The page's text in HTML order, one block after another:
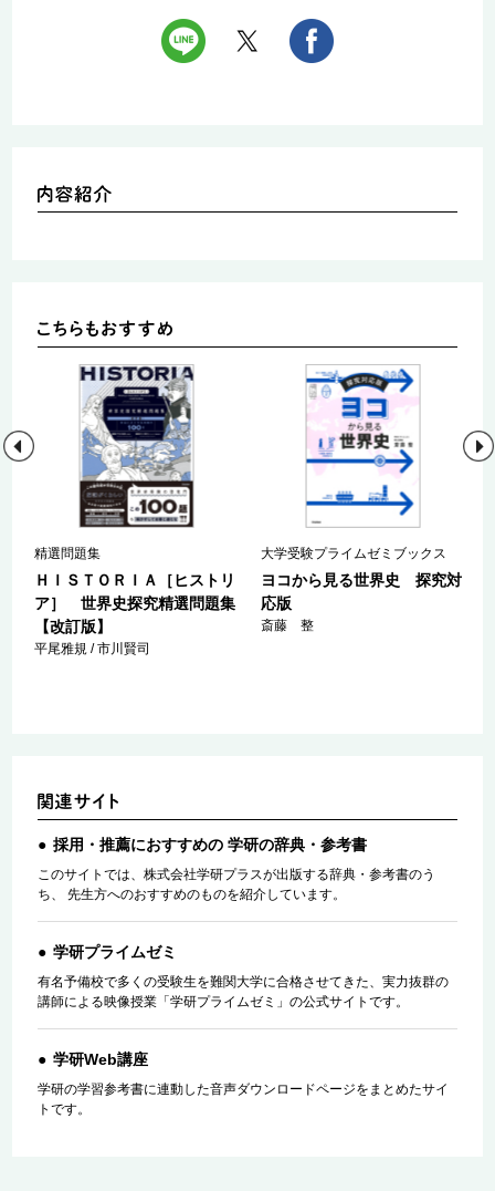
精選問題集
ＨＩＳＴＯＲＩＡ［ヒストリ
ア］ 世界史探究精選問題集
【改訂版】
平尾雅規 / 市川賢司
大学受験プライムゼミブックス
ヨコから見る世界史 探究対
応版
斎藤 整
採用・推薦におすすめの 学研の辞典・参考書
このサイトでは、株式会社学研プラスが出版する辞典・参考書のう
ち、 先生方へのおすすめのものを紹介しています。
学研プライムゼミ
有名予備校で多くの受験生を難関大学に合格させてきた、実力抜群の
講師による映像授業「学研プライムゼミ」の公式サイトです。
学研Web講座
学研の学習参考書に連動した音声ダウンロードページをまとめたサイ
トです。